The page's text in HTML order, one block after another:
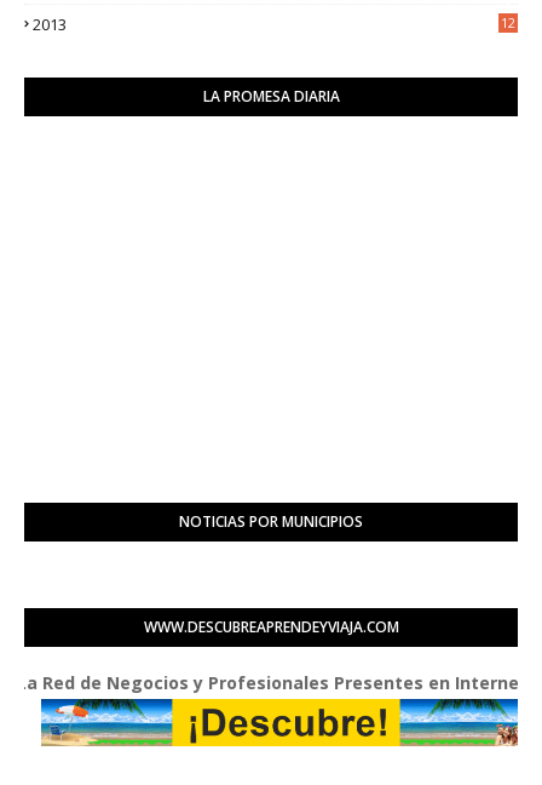
2013
12
LA PROMESA DIARIA
NOTICIAS POR MUNICIPIOS
WWW.DESCUBREAPRENDEYVIAJA.COM
de Negocios y Profesionales Presentes en Internet